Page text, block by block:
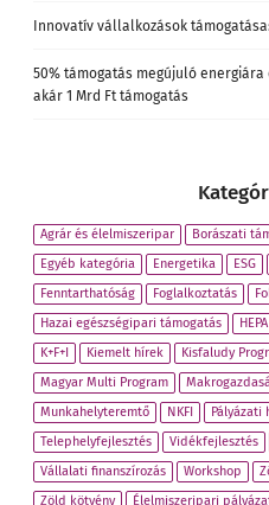
Innovatív vállalkozások
50% támogatás megújuló
akár 1 Mrd Ft támogatás
Agrár és élelmiszeripar Borászati
Egyéb kategória
Energetika ESG
Fenntarthatóság
Foglalkoztatás
Hazai egészségipari támogatás
HEPA
K+F+I
Kiemelt hírek Kisfaludy
Magyar Multi Program
Munkahelyteremtő
NKFI Pályázati
Telephelyfejlesztés
Vidékfejlesztés
Vállalati finanszírozás
Workshop
Zöld kötvény
Élelmiszeripari